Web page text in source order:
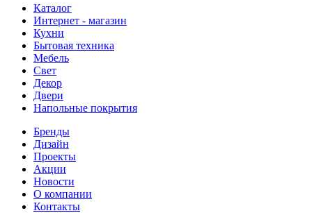
Каталог
Интернет - магазин
Кухни
Бытовая техника
Мебель
Свет
Декор
Двери
Напольные покрытия
Бренды
Дизайн
Проекты
Акции
Новости
О компании
Контакты